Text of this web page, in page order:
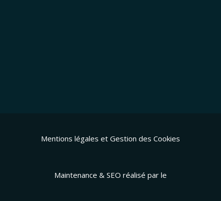
Mentions légales et Gestion des Cookies
Maintenance & SEO réalisé par le